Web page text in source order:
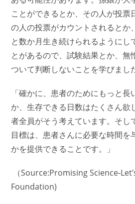
ことができるとか、その人が投票
の人の投票がカウントされるとか
と数か月生き続けられるようにし
とがあるので、試験結果とか、無
ついて判断しないことを学びまし
「確かに、患者のためにもっと長
か、生存できる日数はたくさん欲
者全員がそう考えています。そし
目標は、患者さんに必要な時間を
かを提供できることです。」
（Source:Promising Science-
Foundation)